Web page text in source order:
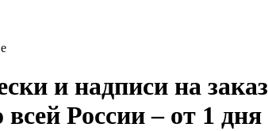
и надписи на заказ
России – от 1 дня